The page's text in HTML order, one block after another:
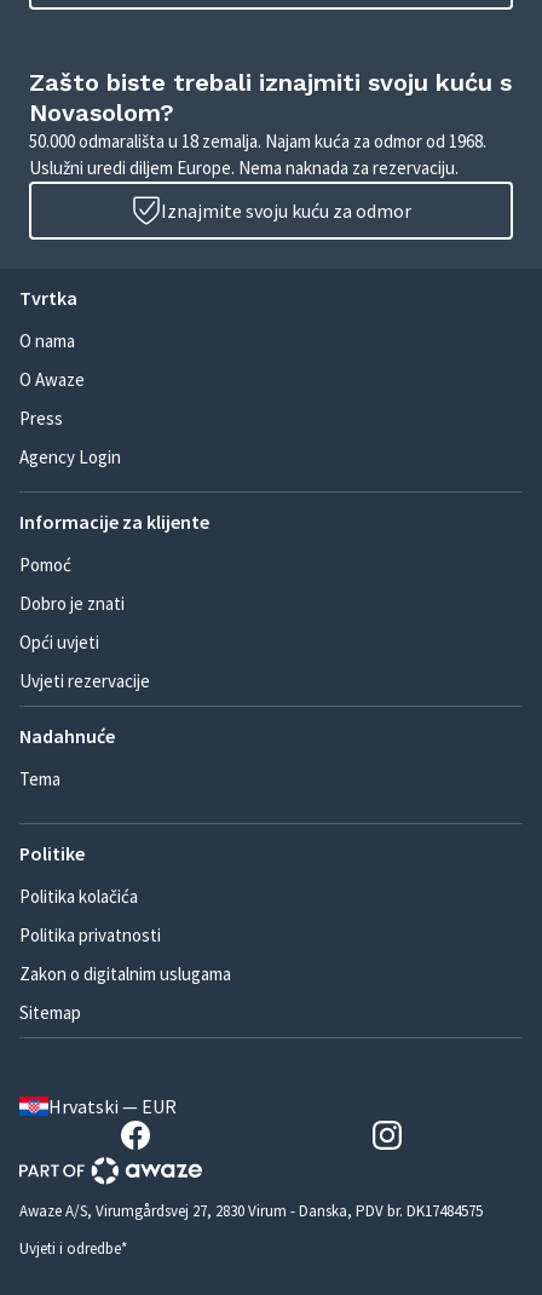
Zašto biste trebali iznajmiti svoju kuću s
Novasolom?
50.000 odmarališta u 18 zemalja. Najam kuća za odmor od 1968.
Uslužni uredi diljem Europe. Nema naknada za rezervaciju.
Iznajmite svoju kuću za odmor
Tvrtka
O nama
O Awaze
Press
Agency Login
Informacije za klijente
Pomoć
Dobro je znati
Opći uvjeti
Uvjeti rezervacije
Nadahnuće
Tema
Politike
Politika kolačića
Politika privatnosti
Zakon o digitalnim uslugama
Sitemap
Hrvatski — EUR
Awaze A/S, Virumgårdsvej 27, 2830 Virum - Danska, PDV br. DK17484575
Uvjeti i odredbe*